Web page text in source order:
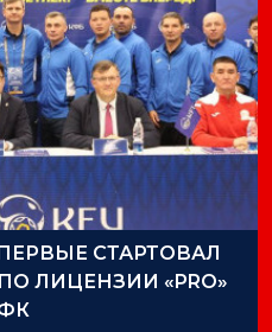
СТАРТОВАЛ
ЛИЦЕНЗИИ «PRO»